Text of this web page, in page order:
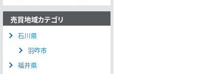
売買地域カテゴリ
石川県
羽咋市
福井県